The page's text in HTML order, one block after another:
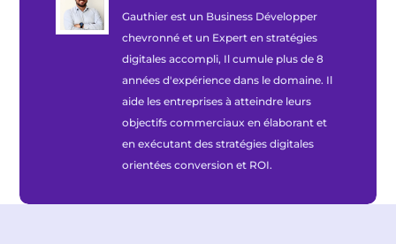
Gauthier est un Business Développer
chevronné et un Expert en stratégies
digitales accompli, Il cumule plus de 8
années d'expérience dans le domaine. Il
aide les entreprises à atteindre leurs
objectifs commerciaux en élaborant et
en exécutant des stratégies digitales
orientées conversion et ROI.